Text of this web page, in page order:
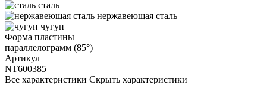
сталь
нержавеющая сталь
чугун
Форма пластины
параллелограмм (85°)
Артикул
NT600385
Все характеристики Скрыть характеристики